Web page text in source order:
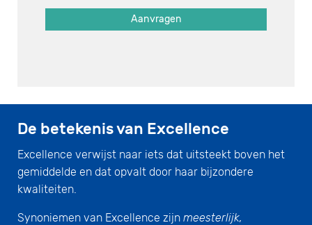
De betekenis van Excellence
Excellence verwijst naar iets dat uitsteekt boven het
gemiddelde en dat opvalt door haar bijzondere
kwaliteiten.
Synoniemen van Excellence zijn meesterlijk,